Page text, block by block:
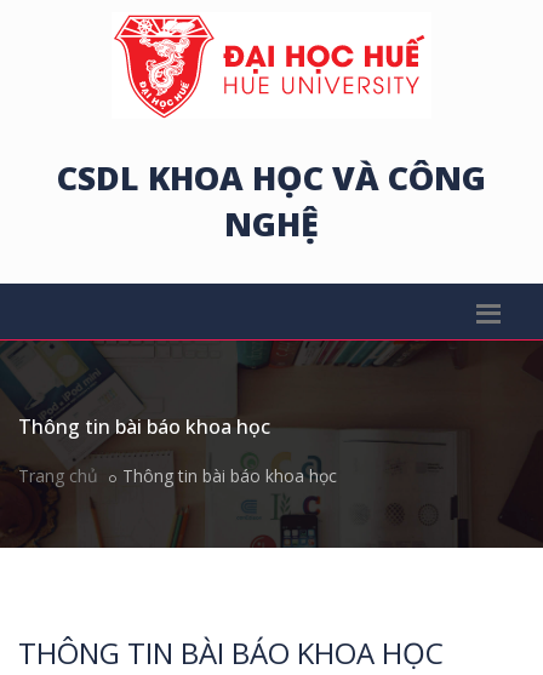
CSDL KHOA HỌC VÀ CÔNG
NGHỆ
Thông tin bài báo khoa học
Trang chủ Thông tin bài báo khoa học
THÔNG TIN BÀI BÁO KHOA HỌC